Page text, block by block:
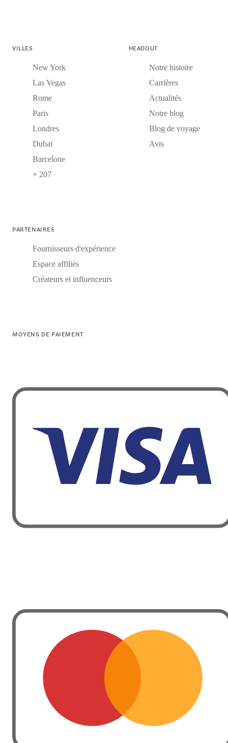
VILLES
New York
Las Vegas
Rome
Paris
Londres
Dubaï
Barcelone
+ 207
HEADOUT
Notre histoire
Carrières
Actualités
Notre blog
Blog de voyage
Avis
PARTENAIRES
Fournisseurs d'expérience
Espace affiliés
Créateurs et influenceurs
MOYENS DE PAIEMENT